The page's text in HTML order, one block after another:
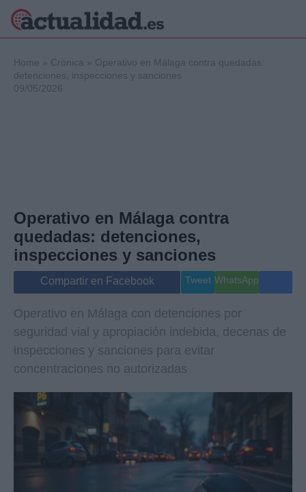
Internacional
Viajes
Gente
Musica
Home » Crónica » Operativo en Málaga contra quedadas:
detenciones, inspecciones y sanciones
09/05/2026
Operativo en Málaga contra
quedadas: detenciones,
inspecciones y sanciones
Compartir en Facebook Tweet WhatsApp
Operativo en Málaga con detenciones por
seguridad vial y apropiación indebida, decenas de
inspecciones y sanciones para evitar
concentraciones no autorizadas